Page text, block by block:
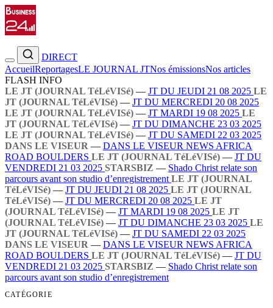
DIRECT
AccueilReportagesLE JOURNAL JTNos émissionsNos articles
FLASH INFO
LE JT (JOURNAL TéLéVISé) — JT DU JEUDI 21 08 2025 LE
JT (JOURNAL TéLéVISé) — JT DU MERCREDI 20 08 2025
LE JT (JOURNAL TéLéVISé) — JT MARDI 19 08 2025 LE
JT (JOURNAL TéLéVISé) — JT DU DIMANCHE 23 03 2025
LE JT (JOURNAL TéLéVISé) — JT DU SAMEDI 22 03 2025
DANS LE VISEUR — DANS LE VISEUR NEWS AFRICA
ROAD BOULDERS LE JT (JOURNAL TéLéVISé) — JT DU
VENDREDI 21 03 2025 STARSBIZ — Shado Christ relate son
parcours avant son studio d’enregistrement LE JT (JOURNAL
TéLéVISé) — JT DU JEUDI 21 08 2025 LE JT (JOURNAL
TéLéVISé) — JT DU MERCREDI 20 08 2025 LE JT
(JOURNAL TéLéVISé) — JT MARDI 19 08 2025 LE JT
(JOURNAL TéLéVISé) — JT DU DIMANCHE 23 03 2025 LE
JT (JOURNAL TéLéVISé) — JT DU SAMEDI 22 03 2025
DANS LE VISEUR — DANS LE VISEUR NEWS AFRICA
ROAD BOULDERS LE JT (JOURNAL TéLéVISé) — JT DU
VENDREDI 21 03 2025 STARSBIZ — Shado Christ relate son
parcours avant son studio d’enregistrement
CATÉGORIE